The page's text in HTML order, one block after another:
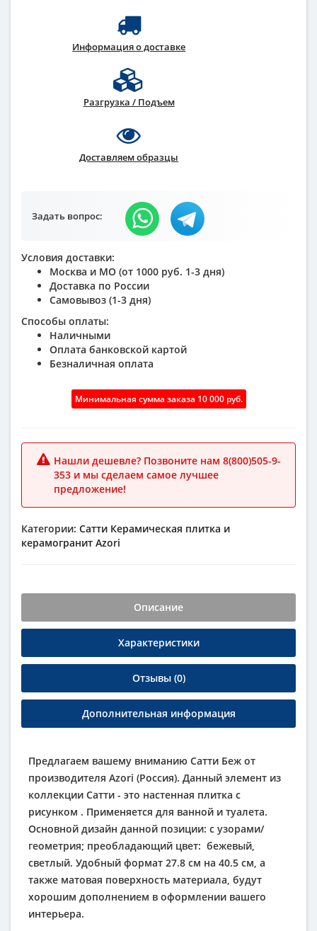
Информация о доставке
Разгрузка / Подъем
Доставляем образцы
Задать вопрос:
Условия доставки:
Москва и МО (от 1000 руб. 1-3 дня)
Доставка по России
Самовывоз (1-3 дня)
Способы оплаты:
Наличными
Оплата банковской картой
Безналичная оплата
Минимальная сумма заказа 10 000 руб.
Нашли дешевле? Позвоните нам 8(800)505-9-
353 и мы сделаем самое лучшее
предложение!
Категории: Сатти Керамическая плитка и
керамогранит Azori
Описание
Характеристики
Отзывы (0)
Дополнительная информация
Предлагаем вашему вниманию Сатти Беж от
производителя Azori (Россия). Данный элемент из
коллекции Сатти - это настенная плитка с
рисунком . Применяется для ванной и туалета.
Основной дизайн данной позиции: с узорами/
геометрия; преобладающий цвет: бежевый,
светлый. Удобный формат 27.8 см на 40.5 см, а
также матовая поверхность материала, будут
хорошим дополнением в оформлении вашего
интерьера.